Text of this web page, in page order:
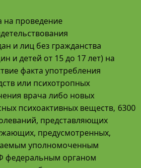
на проведение
и лиц без гражданства
и детей от 15 до 17 лет) на
факта употребления
или психотропных
врача либо новых
психоактивных веществ,
представляющих
предусмотренных,
уполномоченным
федеральным органом
6300